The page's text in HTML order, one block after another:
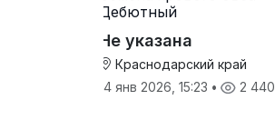
Дебютный
Не указана
Краснодарский край
14 янв 2026, 15:23 • 2 440